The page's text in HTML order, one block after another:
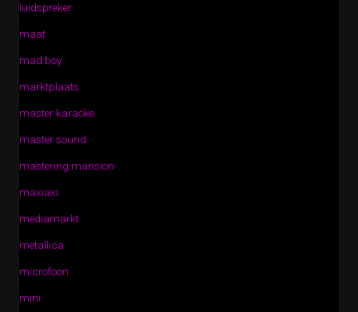
luidspreker
maat
mad boy
marktplaats
master karaoke
master sound
mastering mansion
maxiaxi
mediamarkt
metallica
microfoon
mini